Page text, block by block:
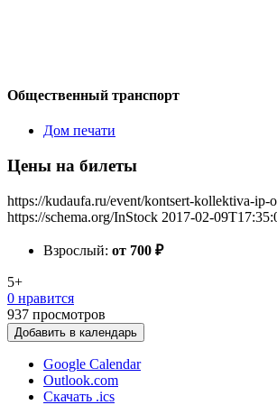
Общественный транспорт
Дом печати
Цены на билеты
https://kudaufa.ru/event/kontsert-kollektiva-ip-
https://schema.org/InStock 2017-02-
Взрослый: от 700 ₽
5+
0 нравится
937 просмотров
Добавить в календарь
Google Calendar
Outlook.com
Скачать .ics